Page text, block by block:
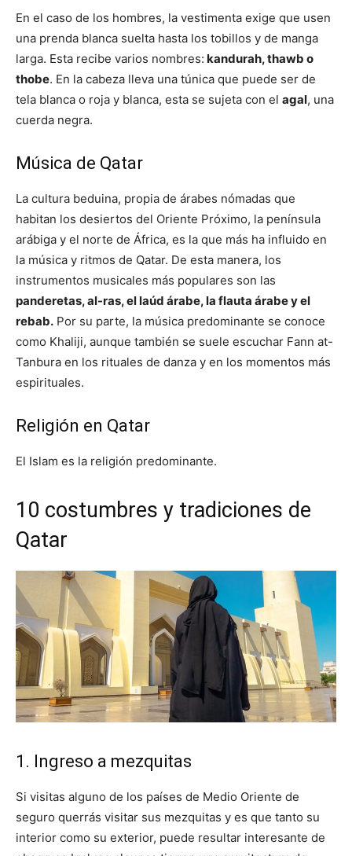
En el caso de los hombres, la vestimenta exige que usen
una prenda blanca suelta hasta los tobillos y de manga
larga. Esta recibe varios nombres: kandurah, thawb o
thobe. En la cabeza lleva una túnica que puede ser de
tela blanca o roja y blanca, esta se sujeta con el agal, una
cuerda negra.
Música de Qatar
La cultura beduina, propia de árabes nómadas que
habitan los desiertos del Oriente Próximo, la península
arábiga y el norte de África, es la que más ha influido en
la música y ritmos de Qatar. De esta manera, los
instrumentos musicales más populares son las
panderetas, al-ras, el laúd árabe, la flauta árabe y el
rebab. Por su parte, la música predominante se conoce
como Khaliji, aunque también se suele escuchar Fann at-
Tanbura en los rituales de danza y en los momentos más
espirituales.
Religión en Qatar
El Islam es la religión predominante.
10 costumbres y tradiciones de
Qatar
1. Ingreso a mezquitas
Si visitas alguno de los países de Medio Oriente de
seguro querrás visitar sus mezquitas y es que tanto su
interior como su exterior, puede resultar interesante de